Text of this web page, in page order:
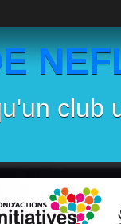
club